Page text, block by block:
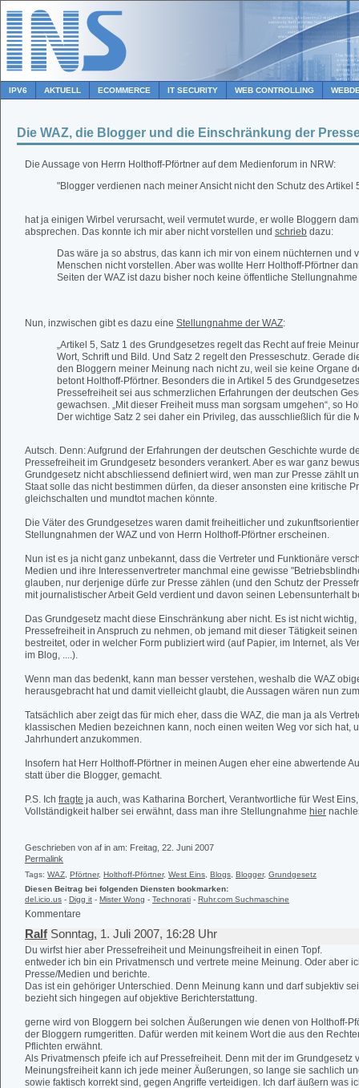
IPV6 AKTUELL ECOMMERCE IT SECURITY WEB CONTROLLING
Die WAZ, die Blogger und die Einschränkung der
Die Aussage von Herrn Holthoff-Pförtner auf dem Medienforum in NRW:
"Blogger verdienen nach meiner Ansicht nicht den Schutz des Artikel
hat ja einigen Wirbel verursacht, weil vermutet wurde, er wolle Bloggern
absprechen. Das konnte ich mir aber nicht vorstellen und schrieb dazu:
Das wäre ja so abstrus, das kann ich mir von einem nüchternen und
Menschen nicht vorstellen. Aber was wollte Herr Holthoff-Pförtner
Seiten der WAZ ist dazu bisher noch keine öffentliche
Nun, inzwischen gibt es dazu eine Stellungnahme der WAZ:
„Artikel 5, Satz 1 des Grundgesetzes regelt das Recht auf freie
Wort, Schrift und Bild. Und Satz 2 regelt den Presseschutz. Gerade
den Bloggern meiner Meinung nach nicht zu, weil sie keine Organe
betont Holthoff-Pförtner. Besonders die in Artikel 5 des
Pressefreiheit sei aus schmerzlichen Erfahrungen der deutschen
gewachsen. „Mit dieser Freiheit muss man sorgsam umgehen“, so
Der wichtige Satz 2 sei daher ein Privileg, das ausschließlich für die
Autsch. Denn: Aufgrund der Erfahrungen der deutschen Geschichte wurde
Pressefreiheit im Grundgesetz besonders verankert. Aber es war ganz
Grundgesetz nicht abschliessend definiert wird, wen man zur Presse zählt
Staat solle das nicht bestimmen dürfen, da dieser ansonsten eine kritische
gleichschalten und mundtot machen könnte.
Die Väter des Grundgesetzes waren damit freiheitlicher und
Stellungnahmen der WAZ und von Herrn Holthoff-Pförtner erscheinen.
Nun ist es ja nicht ganz unbekannt, dass die Vertreter und Funktionäre
Medien und ihre Interessenvertreter manchmal eine gewisse
glauben, nur derjenige dürfe zur Presse zählen (und den Schutz der
mit journalistischer Arbeit Geld verdient und davon seinen Lebensunterhalt
Das Grundgesetz macht diese Einschränkung aber nicht. Es ist nicht
Pressefreiheit in Anspruch zu nehmen, ob jemand mit dieser Tätigkeit
bestreitet, oder in welcher Form publiziert wird (auf Papier, im Internet, als
im Blog, ....).
Wenn man das bedenkt, kann man besser verstehen, weshalb die WAZ
herausgebracht hat und damit vielleicht glaubt, die Aussagen wären nun
Tatsächlich aber zeigt das für mich eher, dass die WAZ, die man ja als
klassischen Medien bezeichnen kann, noch einen weiten Weg vor sich hat,
Jahrhundert anzukommen.
Insofern hat Herr Holthoff-Pförtner in meinen Augen eher eine abwertende
statt über die Blogger, gemacht.
P.S. Ich fragte ja auch, was Katharina Borchert, Verantwortliche für West
Vollständigkeit halber sei erwähnt, dass man ihre Stellungnahme hier
Geschrieben von af in am: Freitag, 22. Juni 2007
Permalink
Tags: WAZ Pförtner, Holthoff-Pförtner, West Eins Blogs Blogger, Grundgesetz
Diesen Beitrag bei folgenden Diensten bookmarken:
del.icio.us - Digg it - Mister Wong - Technorati - Ruhr.com Suchmaschine
Kommentare
Ralf Sonntag, 1. Juli 2007, 16:28 Uhr
Du wirfst hier aber Pressefreiheit und Meinungsfreiheit in einen Topf.
entweder ich bin ein Privatmensch und vertrete meine Meinung. Oder aber
Presse/Medien und berichte.
Das ist ein gehöriger Unterschied. Denn Meinung kann und darf subjektiv
bezieht sich hingegen auf objektive Berichterstattung.
gerne wird von Bloggern bei solchen Äußerungen wie denen von Holthoff-
der Bloggern rumgeritten. Dafür werden mit keinem Wort die aus den
Pflichten erwähnt.
Als Privatmensch pfeife ich auf Pressefreiheit. Denn mit der im Grundgesetz
Meinungsfreiheit kann ich jede meiner Äußerungen, so lange sie sachlich
sowie faktisch korrekt sind, gegen Angriffe verteidigen. Ich darf äußern was